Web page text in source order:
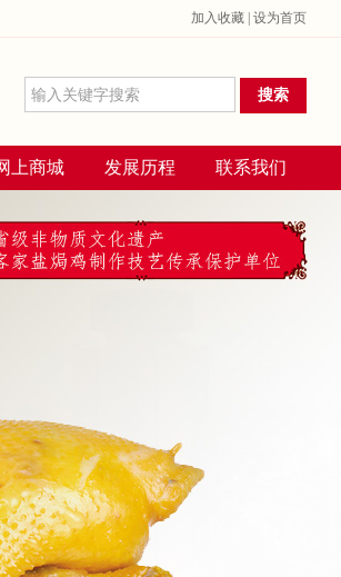
加入收藏 | 设为首页
上商城 发展历程 联系我们